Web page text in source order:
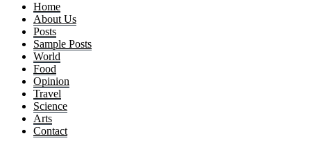
Home
About Us
Posts
Sample Posts
World
Food
Opinion
Travel
Science
Arts
Contact